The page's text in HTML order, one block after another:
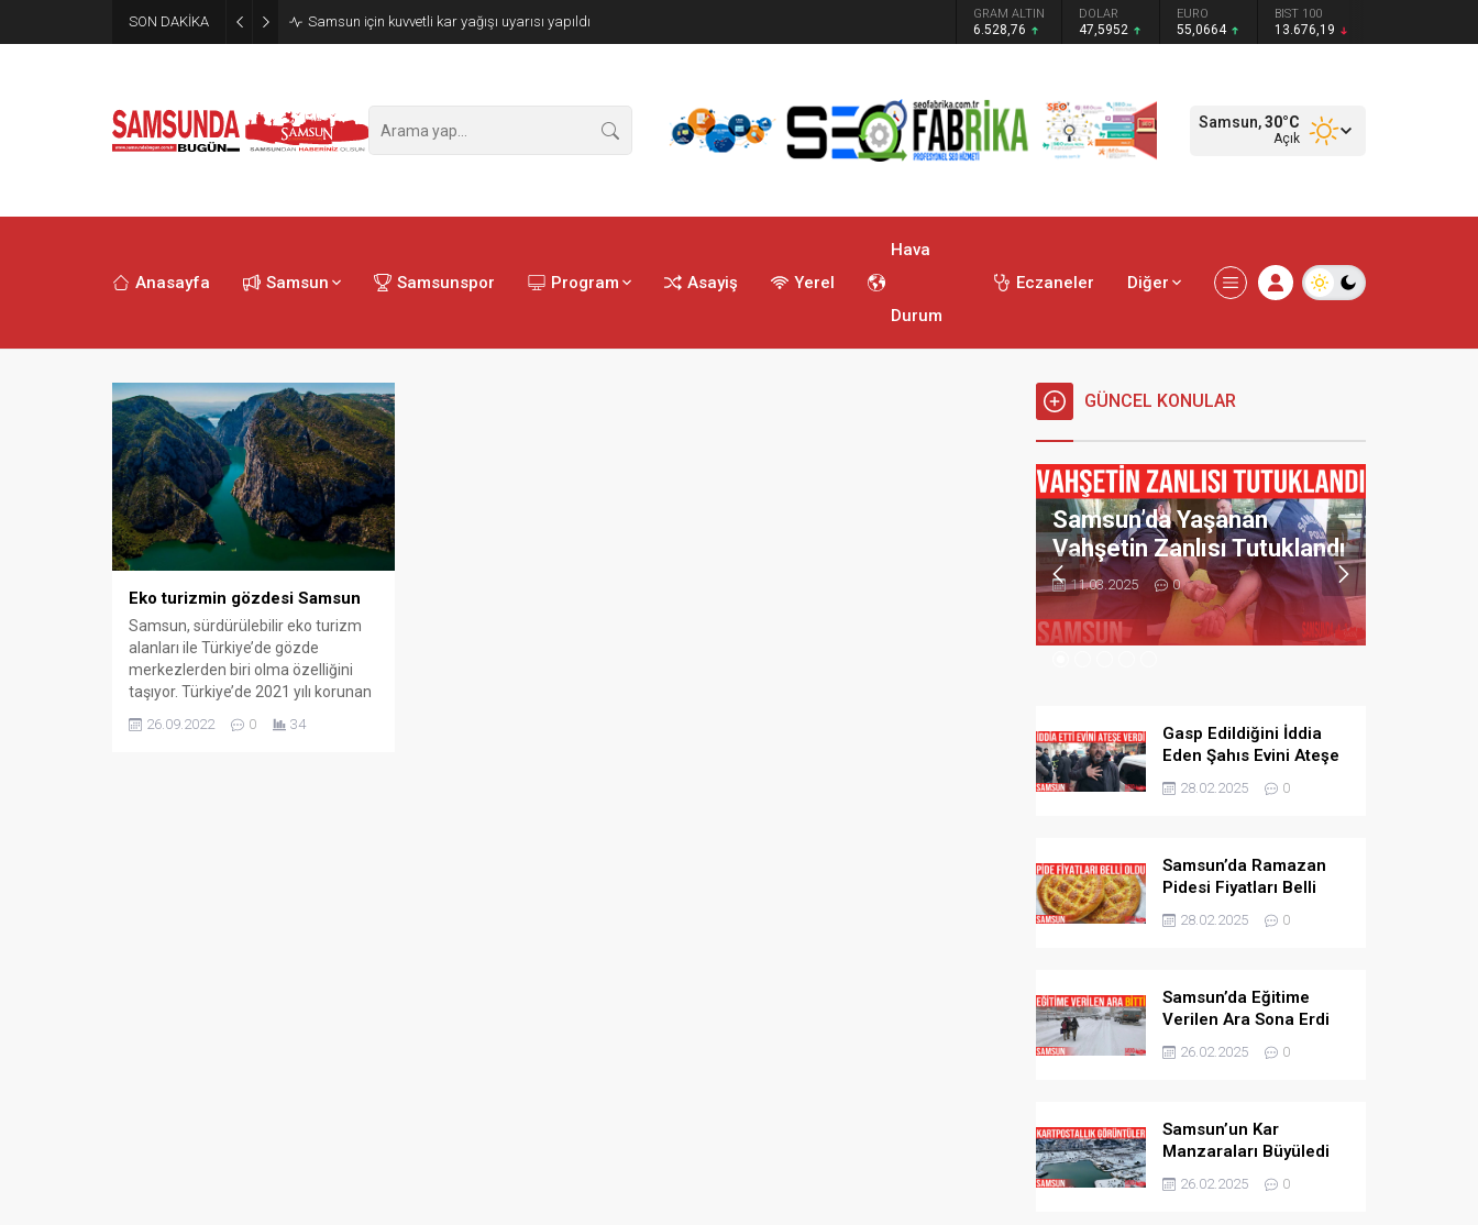
SON DAKİKA Samsun için kuvvetli kar yağışı uyarısı yapıldı GRAM ALTIN
6.528,76
DOLAR
47,5952
EURO
55,0664
BIST 100
13.676,19
Samsun,30°C
Açık
Anasayfa Samsun Samsunspor Program Asayiş Yerel
Hava
Durum
Eczaneler Diğer
Eko turizmin gözdesi Samsun
Samsun, sürdürülebilir eko turizm
alanları ile Türkiye’de gözde
merkezlerden biri olma özelliğini
taşıyor. Türkiye’de 2021 yılı korunan
alan istatistiklerine göre bin 687
korunan alan, 260 tabiat parkı, 46
26.09.2022 0 34
GÜNCEL KONULAR
Zincirleme Trafik Kazası: 9
Araç Birbirine Girdi
Samsun’da Yaşanan
Vahşetin Zanlısı Tutuklandı
11.03.2025 0
Gasp Edildiğini İddia
Eden Şahıs Evini Ateşe
Verdi
28.02.2025 0
Samsun’da Ramazan
Pidesi Fiyatları Belli
Oldu
28.02.2025 0
Samsun’da Eğitime
Verilen Ara Sona Erdi
26.02.2025 0
Samsun’un Kar
Manzaraları Büyüledi
26.02.2025 0